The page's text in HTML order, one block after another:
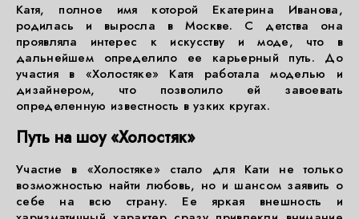
Катя, полное имя которой Екатерина Иванова,
родилась и выросла в Москве. С детства она
проявляла интерес к искусству и моде, что в
дальнейшем определило ее карьерный путь. До
участия в «Холостяке» Катя работала моделью и
дизайнером, что позволило ей завоевать
определенную известность в узких кругах.
Путь на шоу «Холостяк»
Участие в «Холостяке» стало для Кати не только
возможностью найти любовь, но и шансом заявить о
себе на всю страну. Ее яркая внешность и